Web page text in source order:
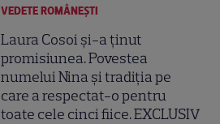
VEDETE ROMÂNEŞTI
Laura Cosoi și-a ținut
promisiunea. Povestea
numelui Nina și tradiția pe
care a respectat-o pentru
toate cele cinci fiice. EXCLUSIV